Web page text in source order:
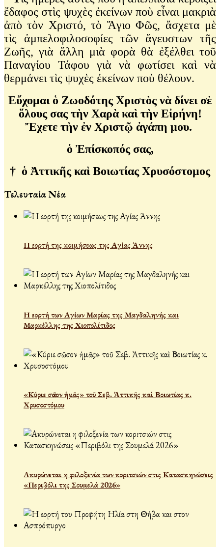
ἔδαφος στὶς ψυχὲς ἐκείνων ποὺ εἶναι μακριὰ
ἀπὸ τὸν Χριστό, τὸ Ἅγιο Φῶς, ἄσχετα μὲ
τὶς ἀμπελοφιλοσοφίες τῶν ἄγευστων τῆς
Ζωῆς, γιὰ ἄλλη μιὰ φορὰ θὰ ἐξέλθει τοῦ
Παναγίου Τάφου γιὰ νὰ φωτίσει καὶ νὰ
θερμάνει τὶς ψυχὲς ἐκείνων ποὺ θέλουν.
Εὔχομαι ὁ Ζωοδότης Χριστὸς νὰ δίνει σὲ
ὅλους σας τὴν Χαρὰ καὶ τὴν Εἰρήνη!
Ἔχετε τὴν ἐν Χριστῷ ἀγάπη μου.
ὁ Ἐπίσκοπός σας,
† ὁ Ἀττικῆς καὶ Βοιωτίας Χρυσόστομος
Τελευταία Νέα
Η εορτή της κοιμήσεως της Αγίας Άννης
Η εορτή των Αγίων Μαρίας της Μαγδαληνής και
Μαρκέλλης της Χιοπολίτιδος
«Κύριε σῶσον ἡμᾶς» τοῦ Σεβ. Ἀττικῆς καὶ Βοιωτίας κ.
Χρυσοστόμου
Ακυρώνεται η φιλοξενία των κοριτσιών στις Κατασκηνώσεις
«Περιβόλι της Σουμελά 2026»